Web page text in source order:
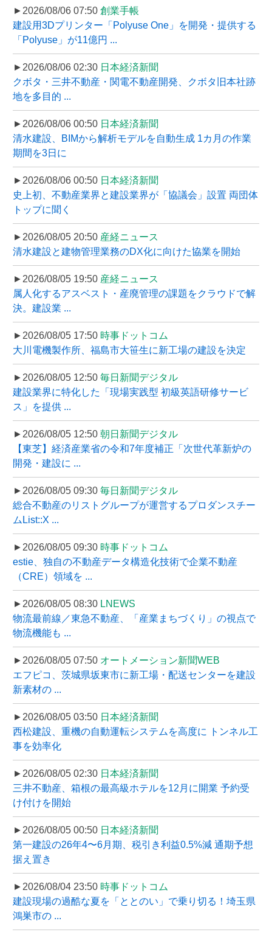
►2026/08/06 07:50 創業手帳
建設用3Dプリンター「Polyuse One」を開発・提供する
「Polyuse」が11億円 ...
►2026/08/06 02:30 日本経済新聞
クボタ・三井不動産・関電不動産開発、クボタ旧本社跡
地を多目的 ...
►2026/08/06 00:50 日本経済新聞
清水建設、BIMから解析モデルを自動生成 1カ月の作業
期間を3日に
►2026/08/06 00:50 日本経済新聞
史上初、不動産業界と建設業界が「協議会」設置 両団体
トップに聞く
►2026/08/05 20:50 産経ニュース
清水建設と建物管理業務のDX化に向けた協業を開始
►2026/08/05 19:50 産経ニュース
属人化するアスベスト・産廃管理の課題をクラウドで解
決。建設業 ...
►2026/08/05 17:50 時事ドットコム
大川電機製作所、福島市大笹生に新工場の建設を決定
►2026/08/05 12:50 毎日新聞デジタル
建設業界に特化した「現場実践型 初級英語研修サービ
ス」を提供 ...
►2026/08/05 12:50 朝日新聞デジタル
【東芝】経済産業省の令和7年度補正「次世代革新炉の
開発・建設に ...
►2026/08/05 09:30 毎日新聞デジタル
総合不動産のリストグループが運営するプロダンスチー
ムList::X ...
►2026/08/05 09:30 時事ドットコム
estie、独自の不動産データ構造化技術で企業不動産
（CRE）領域を ...
►2026/08/05 08:30 LNEWS
物流最前線／東急不動産、「産業まちづくり」の視点で
物流機能も ...
►2026/08/05 07:50 オートメーション新聞WEB
エフピコ、茨城県坂東市に新工場・配送センターを建設
新素材の ...
►2026/08/05 03:50 日本経済新聞
西松建設、重機の自動運転システムを高度に トンネル工
事を効率化
►2026/08/05 02:30 日本経済新聞
三井不動産、箱根の最高級ホテルを12月に開業 予約受
け付けを開始
►2026/08/05 00:50 日本経済新聞
第一建設の26年4〜6月期、税引き利益0.5%減 通期予想
据え置き
►2026/08/04 23:50 時事ドットコム
建設現場の過酷な夏を「ととのい」で乗り切る！埼玉県
鴻巣市の ...